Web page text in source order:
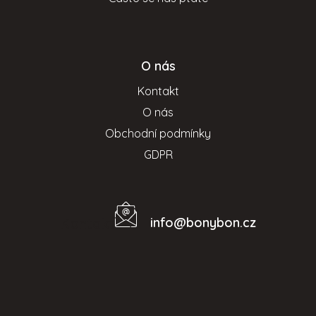
p
O nás
Kontakt
O nás
Obchodní podmínky
GDPR
info@bonybon.cz